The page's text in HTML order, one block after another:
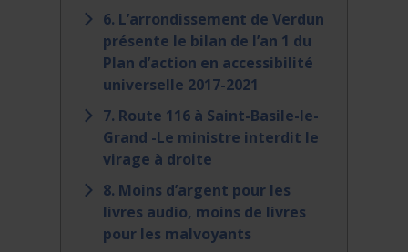
6. L’arrondissement de Verdun
présente le bilan de l’an 1 du
Plan d’action en accessibilité
universelle 2017-2021
7. Route 116 à Saint-Basile-le-
Grand -Le ministre interdit le
virage à droite
8. Moins d’argent pour les
livres audio, moins de livres
pour les malvoyants